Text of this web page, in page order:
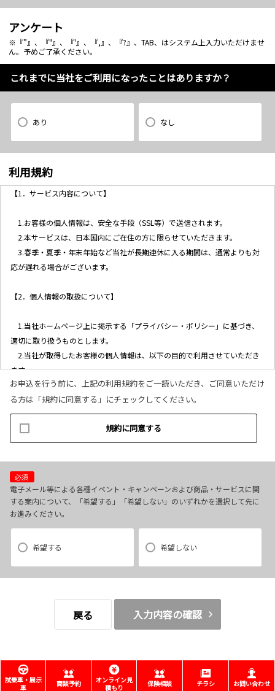
アンケート
※『”』、『"』、『'』、『,』、『?』、TAB、はシステム上入力いただけませ
ん。予めご了承ください。
これまでに当社をご利用になったことはありますか？
あり なし
利用規約
【1．サービス内容について】
1.お客様の個人情報は、安全な手段（SSL等）で送信されます。
2.本サービスは、日本国内にご在住の方に限らせていただきます。
3.春季・夏季・年末年始など当社が長期連休に入る期間は、通常よりも対
応が遅れる場合がございます。
【2．個人情報の取扱について】
1.当社ホームページ上に掲示する「プライバシー・ポリシー」に基づき、
適切に取り扱うものとします。
2.当社が取得したお客様の個人情報は、以下の目的で利用させていただき
ます。
(1)お客様リクエストに対応するにあたって問題が発生した場合の確認・
連絡
(2)お客様から照会があった場合のリクエスト情報の確認
(3)お客様に不利益を与えないために行う、お客様に対する迅速なご連絡
（電子メール、電話、郵送によるご連絡）
(5)商品の企画・開発あるいはお客様満足向上策などの検討のためのお客
様アンケート調査の実施
【3．推奨環境について】
1.当社の推奨するインターネット環境にてお申込みをお願いします。推奨
それに伴う連絡の不徹底については責任を負いかねますので、あらかじ
いただく場合がございます。
参照ください。
お申込を行う前に、上記の利用規約をご一読いただき、ご同意いただけ
る方は「規約に同意する」にチェックしてください。
規約に同意する
必須
電子メール等による各種イベント・キャンペーンおよび商品・サービスに関
する案内について、「希望する」「希望しない」のいずれかを選択して先に
お進みください。
希望する 希望しない
戻る 入力内容の確認
試乗車・展示
車
商談予約
オンライン見
積もり
保険相談 チラシ お問い合わせ